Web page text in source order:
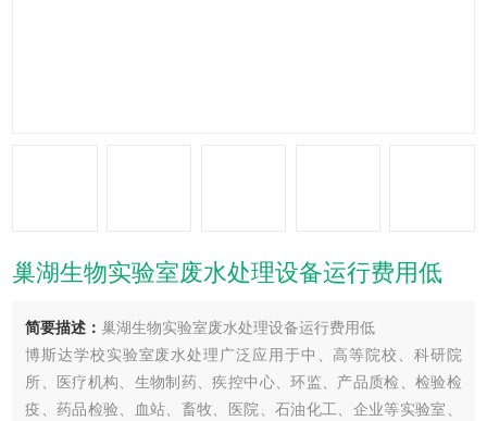
巢湖生物实验室废水处理设备运行费用低
简要描述：巢湖生物实验室废水处理设备运行费用低
博斯达学校实验室废水处理广泛应用于中、高等院校、科研院
所、医疗机构、生物制药、疾控中心、环监、产品质检、检验检
疫、药品检验、血站、畜牧、医院、石油化工、企业等实验室、